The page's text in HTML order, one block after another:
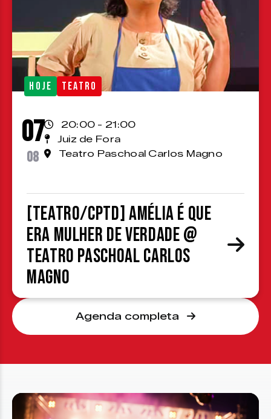
HOJE TEATRO
07
08
20:00 - 21:00
Juiz de Fora
Teatro Paschoal Carlos Magno
[TEATRO/CPTD] Amélia é que
era mulher de verdade @
Teatro Paschoal Carlos
Magno
Agenda completa